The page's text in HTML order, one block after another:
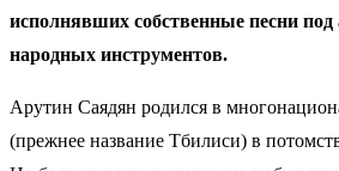
исполнявших собственные песни
народных инструментов.
Арутин Саядян родился в
(прежнее название Тбилиси) в